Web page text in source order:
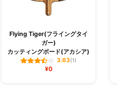
Flying Tiger(フライングタイ
ガー)
カッティングボード(アカシア)
3.63(1)
¥0